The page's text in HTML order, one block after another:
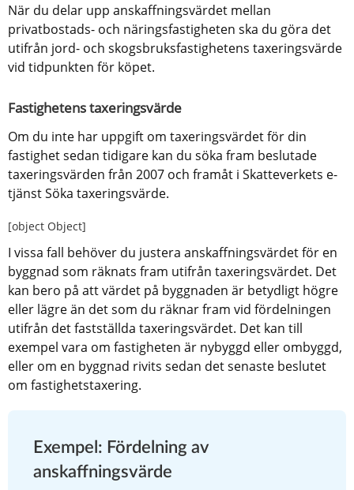
När du delar upp anskaffningsvärdet mellan
privatbostads- och näringsfastigheten ska du göra det
utifrån jord- och skogsbruksfastighetens taxeringsvärde
vid tidpunkten för köpet.
Fastighetens taxeringsvärde
Om du inte har uppgift om taxeringsvärdet för din
fastighet sedan tidigare kan du söka fram beslutade
taxeringsvärden från 2007 och framåt i Skatteverkets e-
tjänst Söka taxeringsvärde.
[object Object]
I vissa fall behöver du justera anskaffningsvärdet för en
byggnad som räknats fram utifrån taxeringsvärdet. Det
kan bero på att värdet på byggnaden är betydligt högre
eller lägre än det som du räknar fram vid fördelningen
utifrån det fastställda taxeringsvärdet. Det kan till
exempel vara om fastigheten är nybyggd eller ombyggd,
eller om en byggnad rivits sedan det senaste beslutet
om fastighetstaxering.
Exempel: Fördelning av
anskaffningsvärde